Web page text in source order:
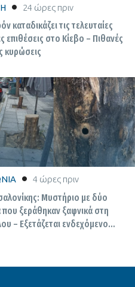
24 ώρες πριν
καταδικάζει τις τελευταίες
επιθέσεις στο Κίεβο – Πιθανές
κυρώσεις
4 ώρες πριν
Μυστήριο με δύο
που ξεράθηκαν ξαφνικά στη
– Εξετάζεται ενδεχόμενο